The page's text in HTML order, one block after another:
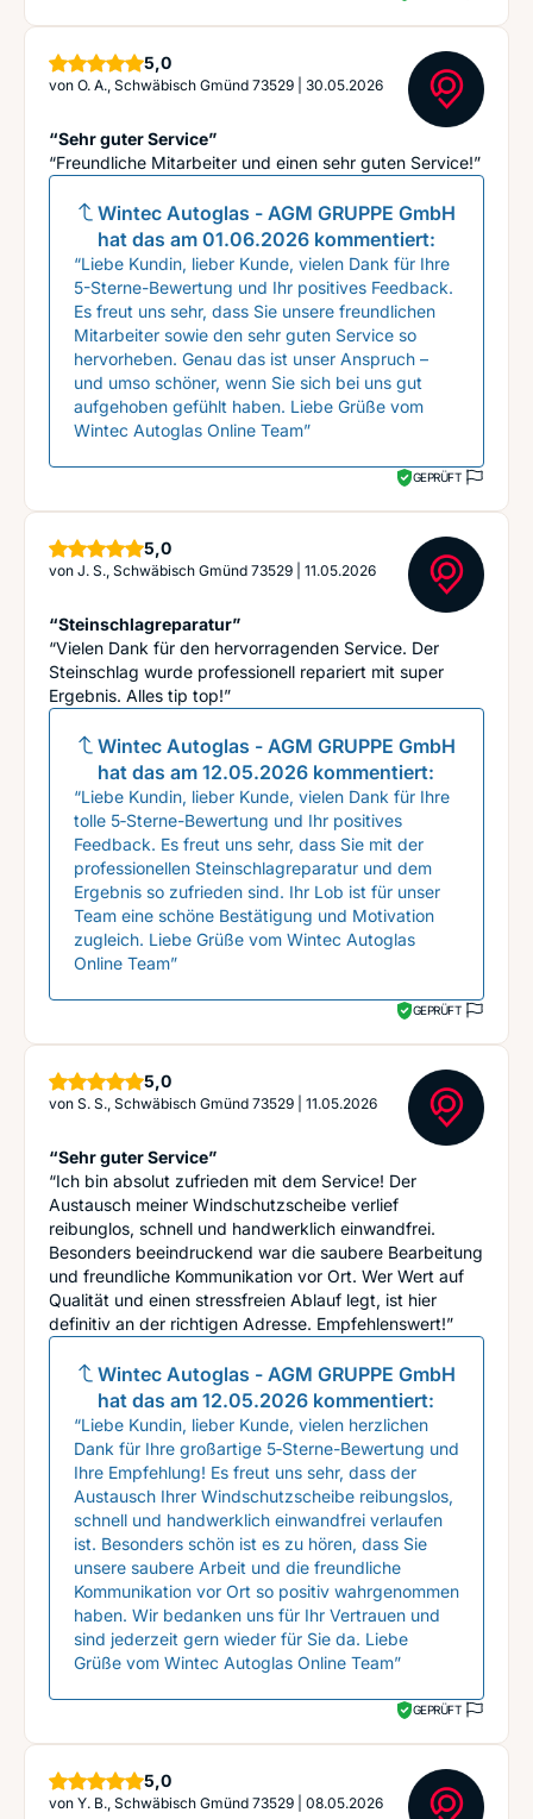
5,0Sterne
von O. A., Schwäbisch Gmünd 73529 30.05.2026
“Sehr guter Service”
“Freundliche Mitarbeiter und einen sehr guten Service!”
Wintec Autoglas - AGM GRUPPE GmbH
hat das am 01.06.2026 kommentiert:
“Liebe Kundin, lieber Kunde, vielen Dank für Ihre
5-Sterne-Bewertung und Ihr positives Feedback.
Es freut uns sehr, dass Sie unsere freundlichen
Mitarbeiter sowie den sehr guten Service so
hervorheben. Genau das ist unser Anspruch –
und umso schöner, wenn Sie sich bei uns gut
aufgehoben gefühlt haben. Liebe Grüße vom
Wintec Autoglas Online Team”
GEPRÜFT
5,0Sterne
von J. S., Schwäbisch Gmünd 73529 11.05.2026
“Steinschlagreparatur”
“Vielen Dank für den hervorragenden Service. Der
Steinschlag wurde professionell repariert mit super
Ergebnis. Alles tip top!”
Wintec Autoglas - AGM GRUPPE GmbH
hat das am 12.05.2026 kommentiert:
“Liebe Kundin, lieber Kunde, vielen Dank für Ihre
tolle 5‑Sterne-Bewertung und Ihr positives
Feedback. Es freut uns sehr, dass Sie mit der
professionellen Steinschlagreparatur und dem
Ergebnis so zufrieden sind. Ihr Lob ist für unser
Team eine schöne Bestätigung und Motivation
zugleich. Liebe Grüße vom Wintec Autoglas
Online Team”
GEPRÜFT
5,0Sterne
von S. S., Schwäbisch Gmünd 73529 11.05.2026
“Sehr guter Service”
“Ich bin absolut zufrieden mit dem Service! Der
Austausch meiner Windschutzscheibe verlief
reibunglos, schnell und handwerklich einwandfrei.
Besonders beeindruckend war die saubere Bearbeitung
und freundliche Kommunikation vor Ort. Wer Wert auf
Qualität und einen stressfreien Ablauf legt, ist hier
definitiv an der richtigen Adresse. Empfehlenswert!”
Wintec Autoglas - AGM GRUPPE GmbH
hat das am 12.05.2026 kommentiert:
“Liebe Kundin, lieber Kunde, vielen herzlichen
Dank für Ihre großartige 5‑Sterne-Bewertung und
Ihre Empfehlung! Es freut uns sehr, dass der
Austausch Ihrer Windschutzscheibe reibungslos,
schnell und handwerklich einwandfrei verlaufen
ist. Besonders schön ist es zu hören, dass Sie
unsere saubere Arbeit und die freundliche
Kommunikation vor Ort so positiv wahrgenommen
haben. Wir bedanken uns für Ihr Vertrauen und
sind jederzeit gern wieder für Sie da. Liebe
Grüße vom Wintec Autoglas Online Team”
GEPRÜFT
5,0Sterne
von Y. B., Schwäbisch Gmünd 73529 08.05.2026